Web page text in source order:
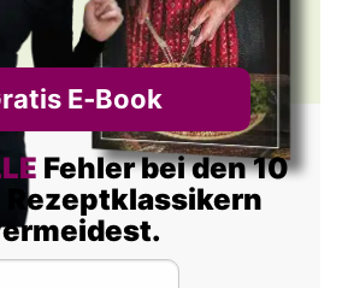
E‑Book
Fehler bei den 10